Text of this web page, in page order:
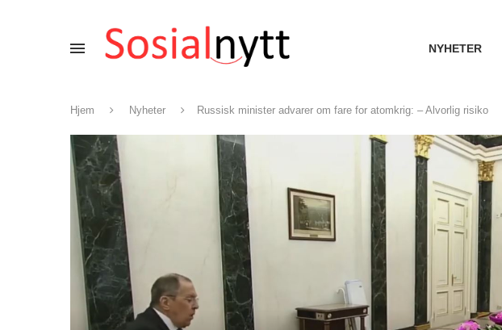
NYHETER
Hjem Nyheter Russisk minister advarer om fare for atomkrig: – Alvorlig risiko